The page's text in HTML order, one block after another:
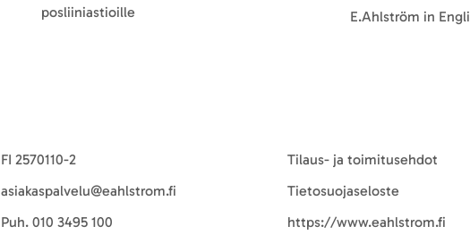
posliiniastioille
E.Ahlström in
FI 2570110-2
asiakaspalvelu@eahlstrom.fi
Puh. 010 3495 100
Tilaus- ja toimitusehdot
Tietosuojaseloste
https://www.eahlstrom.fi